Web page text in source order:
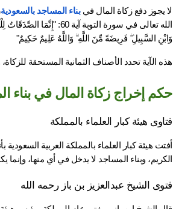
لا يجوز دفع زكاة المال في بناء المساجد بالسعودية
وَابْنِ السَّبِيلِ ۖ فَرِيضَةً مِّنَ اللَّهِ ۗ وَاللَّهُ عَلِيمٌ حَكِيمٌ"
هذه الآية تحدد الأصناف الثمانية المستحقة
حكم إخراج زكاة المال في بناء
فتاوى هيئة كبار العلماء بالمملكة
الكريم، وبناء المساجد لا يدخل في أي منها،
فتوى الشيخ عبدالعزيز بن باز رحمه الله